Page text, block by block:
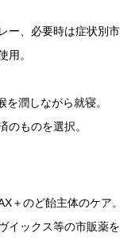
ー、必要時は症状別市
用。
を潤しながら就寝。
のものを選択。
＋のど飴主体のケア。
イックス等の市販薬を